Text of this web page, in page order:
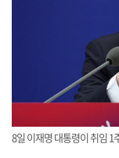
8일 이재명 대통령이 취임